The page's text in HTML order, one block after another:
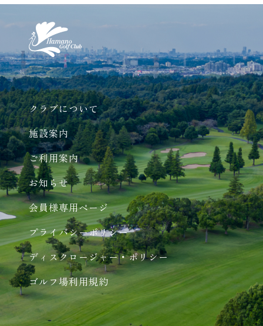
クラブについて
施設案内
ご利用案内
お知らせ
会員様専用ページ
プライバシーポリシー
ディスクロージャー・ポリシー
ゴルフ場利用規約